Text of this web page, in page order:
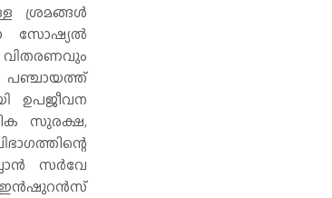
ശ്രമങ്ങള്‍
സോഷ്യല്‍
പഞ്ചായത്ത്
ഉപജീവന
സുരക്ഷ,
സര്‍വേ
ഇന്‍ഷുറന്‍സ്